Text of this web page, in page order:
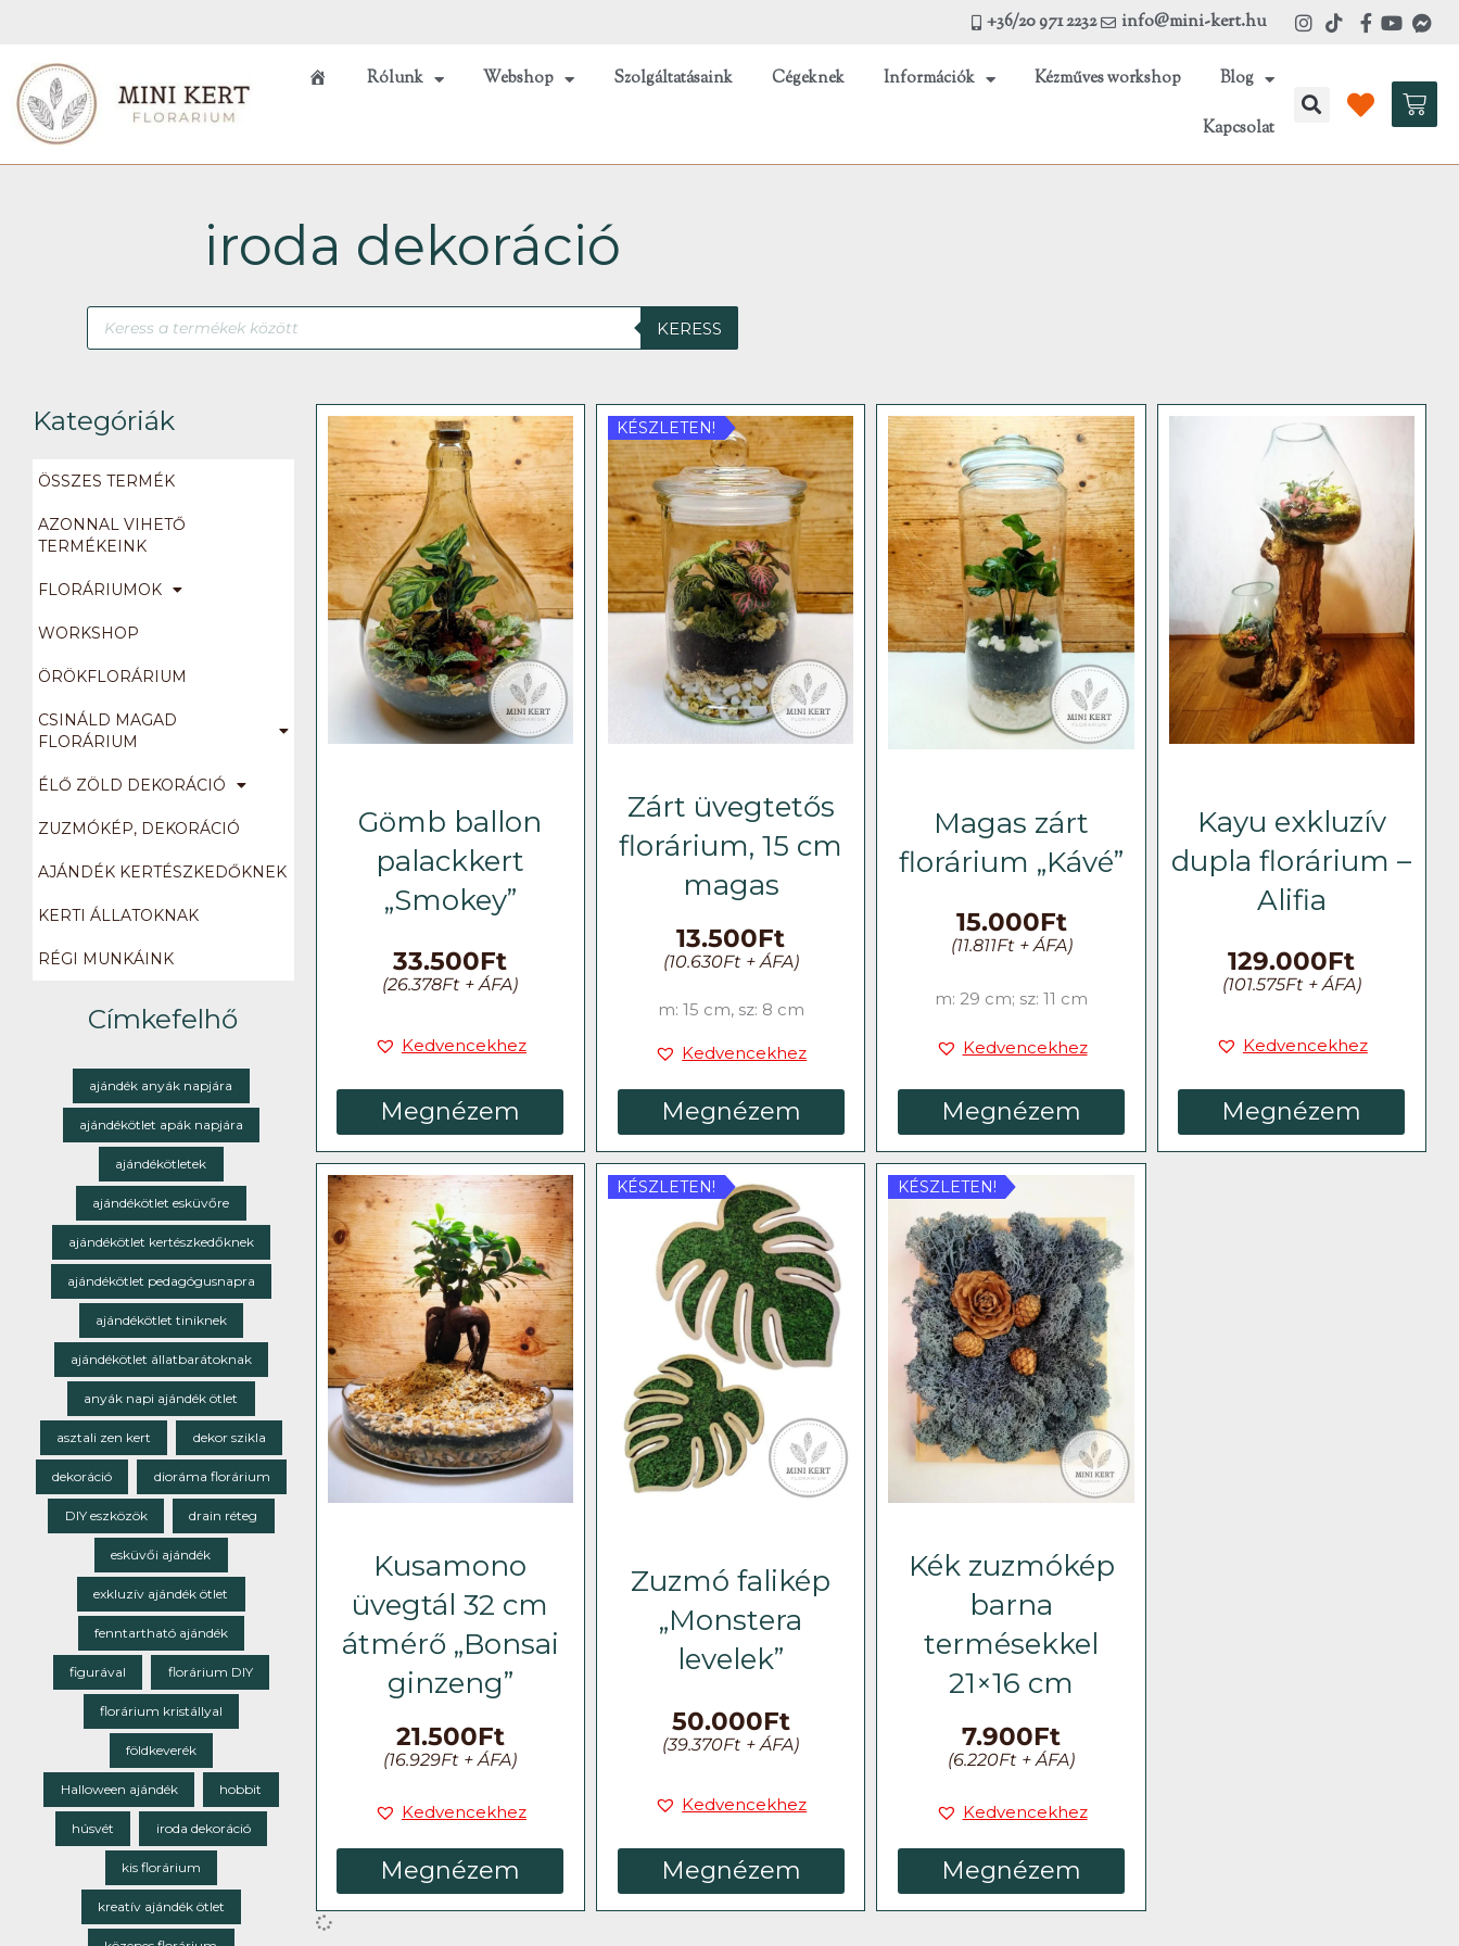
+36/20 971 2232 info@mini-kert.hu
Főoldal Rólunk Webshop Szolgáltatásaink Cégeknek Információk Kézműves workshop Blog
Kapcsolat
iroda dekoráció
Products
search KERESS
Kategóriák
ÖSSZES TERMÉK
AZONNAL VIHETŐ
TERMÉKEINK
FLORÁRIUMOK
WORKSHOP
ÖRÖKFLORÁRIUM
CSINÁLD MAGAD
FLORÁRIUM
ÉLŐ ZÖLD DEKORÁCIÓ
ZUZMÓKÉP, DEKORÁCIÓ
AJÁNDÉK KERTÉSZKEDŐKNEK
KERTI ÁLLATOKNAK
RÉGI MUNKÁINK
Címkefelhő
ajándék anyák napjára
ajándékötlet apák napjára
ajándékötletek
ajándékötlet esküvőre
ajándékötlet kertészkedőknek
ajándékötlet pedagógusnapra
ajándékötlet tiniknek
ajándékötlet állatbarátoknak
anyák napi ajándék ötlet
asztali zen kert dekor szikla
dekoráció dioráma florárium
DIY eszközök drain réteg
esküvői ajándék
exkluzív ajándék ötlet
fenntartható ajándék
figurával florárium DIY
florárium kristállyal
földkeverék
Halloween ajándék hobbit
húsvét iroda dekoráció
kis florárium
kreatív ajándék ötlet
Gömb ballon
palackkert
„Smokey”
33.500Ft
(26.378Ft + ÁFA)
Kedvencekhez
Megnézem
KÉSZLETEN!
Zárt üvegtetős
florárium, 15 cm
magas
13.500Ft
(10.630Ft+ ÁFA)
m: 15 cm, sz: 8 cm
Kedvencekhez
Megnézem
Magas zárt
florárium „Kávé”
15.000Ft
(11.811Ft+ ÁFA)
m: 29 cm; sz: 11 cm
Kedvencekhez
Megnézem
Kayu exkluzív
dupla florárium –
Alifia
129.000Ft
(101.575Ft+ ÁFA)
Kedvencekhez
Megnézem
Kusamono
üvegtál 32 cm
átmérő „Bonsai
ginzeng”
21.500Ft
(16.929Ft + ÁFA)
Kedvencekhez
Megnézem
KÉSZLETEN!
Zuzmó falikép
„Monstera
levelek”
50.000Ft
(39.370Ft + ÁFA)
Kedvencekhez
Megnézem
KÉSZLETEN!
Kék zuzmókép
barna
termésekkel
21×16 cm
7.900Ft
(6.220Ft + ÁFA)
Kedvencekhez
Megnézem